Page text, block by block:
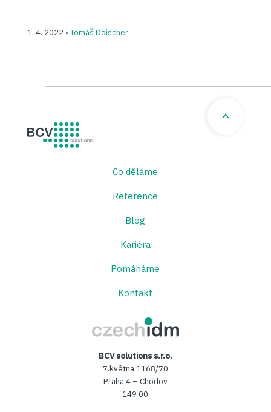
1. 4. 2022 •Tomáš Doischer
Co děláme
Reference
Blog
Kariéra
Pomáháme
Kontakt
BCV solutions s.r.o.
7.května 1168/70
Praha 4 – Chodov
149 00